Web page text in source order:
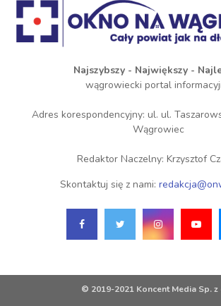
Najszybszy - Największy -
wągrowiecki portal
Adres korespondencyjny: ul. ul.
Wągrowiec
Redaktor Naczelny: Krzysztof
Skontaktuj się z nami:
© 2019-2021 Koncent Media Sp. z